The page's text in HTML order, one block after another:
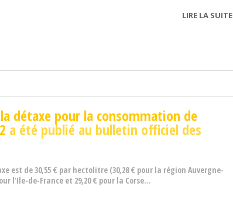
LIRE LA SUITE
détaxe pour la consommation de
a été publié au bulletin officiel des
est de 30,55 € par hectolitre (30,28 € pour la région Auvergne-
l’Ile-de-France et 29,20 € pour la Corse...